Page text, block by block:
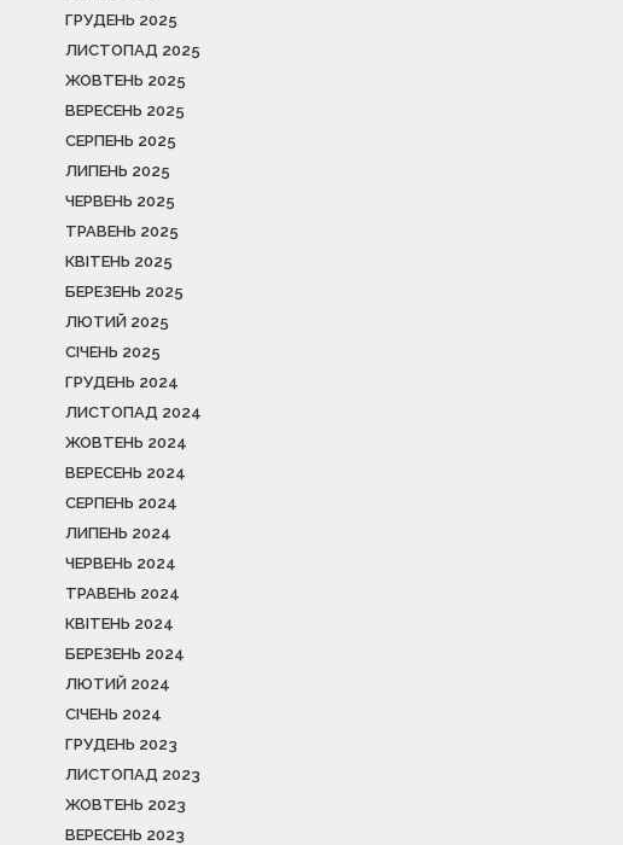
ГРУДЕНЬ 2025
ЛИСТОПАД 2025
ЖОВТЕНЬ 2025
ВЕРЕСЕНЬ 2025
СЕРПЕНЬ 2025
ЛИПЕНЬ 2025
ЧЕРВЕНЬ 2025
ТРАВЕНЬ 2025
КВІТЕНЬ 2025
БЕРЕЗЕНЬ 2025
ЛЮТИЙ 2025
СІЧЕНЬ 2025
ГРУДЕНЬ 2024
ЛИСТОПАД 2024
ЖОВТЕНЬ 2024
ВЕРЕСЕНЬ 2024
СЕРПЕНЬ 2024
ЛИПЕНЬ 2024
ЧЕРВЕНЬ 2024
ТРАВЕНЬ 2024
КВІТЕНЬ 2024
БЕРЕЗЕНЬ 2024
ЛЮТИЙ 2024
СІЧЕНЬ 2024
ГРУДЕНЬ 2023
ЛИСТОПАД 2023
ЖОВТЕНЬ 2023
ВЕРЕСЕНЬ 2023